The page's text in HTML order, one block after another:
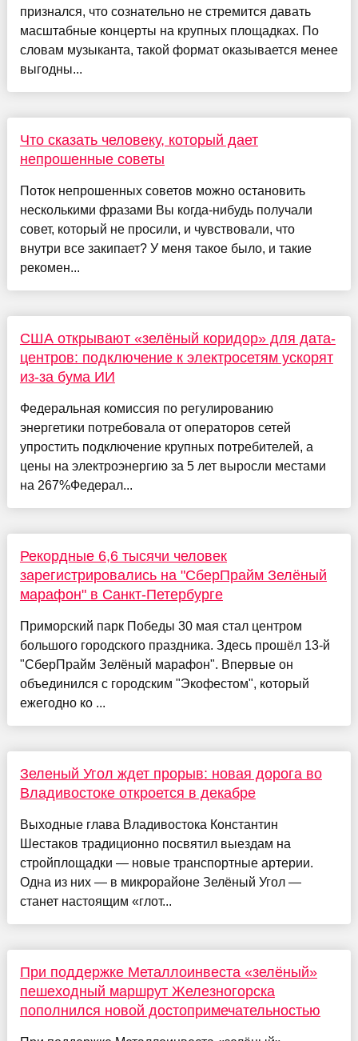
признался, что сознательно не стремится давать
масштабные концерты на крупных площадках. По
словам музыканта, такой формат оказывается менее
выгодны...
Что сказать человеку, который дает
непрошенные советы
Поток непрошенных советов можно остановить
несколькими фразами Вы когда-нибудь получали
совет, который не просили, и чувствовали, что
внутри все закипает? У меня такое было, и такие
рекомен...
США открывают «зелёный коридор» для дата-
центров: подключение к электросетям ускорят
из-за бума ИИ
Федеральная комиссия по регулированию
энергетики потребовала от операторов сетей
упростить подключение крупных потребителей, а
цены на электроэнергию за 5 лет выросли местами
на 267%Федерал...
Рекордные 6,6 тысячи человек
зарегистрировались на "СберПрайм Зелёный
марафон" в Санкт-Петербурге
Приморский парк Победы 30 мая стал центром
большого городского праздника. Здесь прошёл 13-й
"СберПрайм Зелёный марафон". Впервые он
объединился с городским "Экофестом", который
ежегодно ко ...
Зеленый Угол ждет прорыв: новая дорога во
Владивостоке откроется в декабре
Выходные глава Владивостока Константин
Шестаков традиционно посвятил выездам на
стройплощадки — новые транспортные артерии.
Одна из них — в микрорайоне Зелёный Угол —
станет настоящим «глот...
При поддержке Металлоинвеста «зелёный»
пешеходный маршрут Железногорска
пополнился новой достопримечательностью